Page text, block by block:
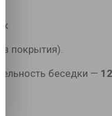
покрытия).
беседки —